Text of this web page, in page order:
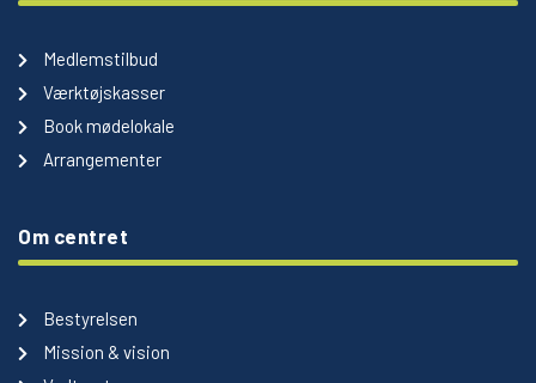
Medlemstilbud
Værktøjskasser
Book mødelokale
Arrangementer
Om centret
Bestyrelsen
Mission & vision